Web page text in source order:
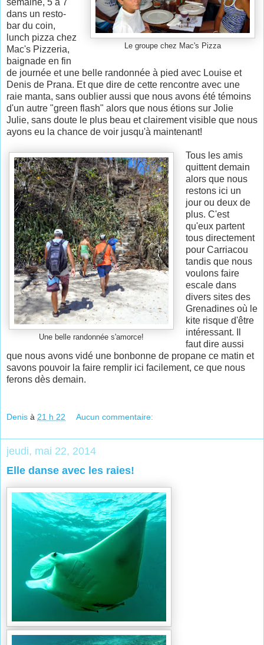
Le groupe chez Mac's Pizza
semaine, 5 à 7
dans un resto-
bar du coin,
lunch pizza chez
Mac's Pizzeria,
baignade en fin
de journée et une belle randonnée à pied avec Louise et
Denis de Prana. Et que dire de cette rencontre avec une
raie manta, sans oublier aussi que nous avons été témoins
d'un autre "green flash" alors que nous étions sur Jolie
Julie, sans doute le plus beau et clairement visible que nous
ayons eu la chance de voir jusqu'à maintenant!
Une belle randonnée s'amorce!
Tous les amis
quittent demain
alors que nous
restons ici un
jour ou deux de
plus. C'est
qu'eux partent
tous directement
pour Carriacou
tandis que nous
voulons faire
escale dans
divers sites des
Grenadines où le
kite risque d'être
intéressant. Il
faut dire aussi
que nous avons vidé une bonbonne de propane ce matin et
savons pouvoir la faire remplir ici facilement, ce que nous
ferons dès demain.
Denis à 21 h 22 Aucun commentaire:
jeudi, mai 22, 2014
Elle danse avec les raies!